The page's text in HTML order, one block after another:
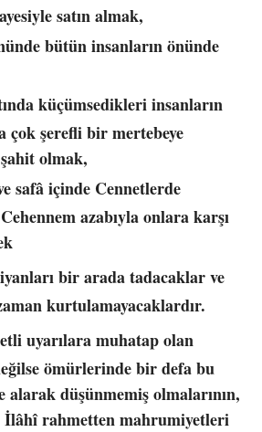
satın almak,
bütün insanların önünde
küçümsedikleri insanların
çok şerefli bir mertebeye
olmak,
safâ içinde Cennetlerde
azabıyla onlara karşı
bir arada tadacaklar ve
kurtulamayacaklardır.
uyarılara muhatap olan
ömürlerinde bir defa bu
alarak düşünmemiş olmalarının,
İlâhî rahmetten mahrumiyetleri